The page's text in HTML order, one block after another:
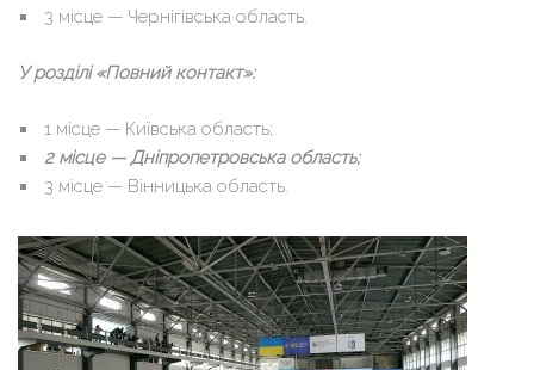
3 місце — Чернігівська область.
У розділі «Повний контакт»:
1 місце — Київська область;
2 місце — Дніпропетровська область;
3 місце — Вінницька область.